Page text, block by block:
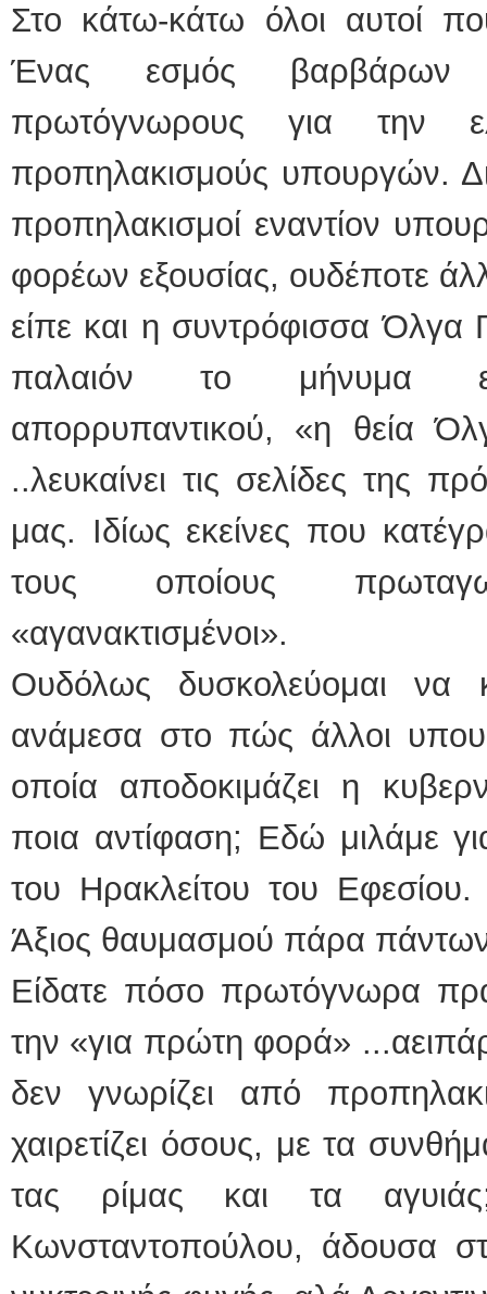
Στο κάτω-κάτω όλοι αυτοί
Ένας εσμός
πρωτόγνωρους για την
προπηλακισμούς υπουργών.
προπηλακισμοί εναντίον
φορέων εξουσίας, ουδέποτε
είπε και η συντρόφισσα Όλγα
παλαιόν το μήνυμα
απορρυπαντικού, «η θεία
..λευκαίνει τις σελίδες της
μας. Ιδίως εκείνες που
τους οποίους
«αγανακτισμένοι».
Ουδόλως δυσκολεύομαι να
ανάμεσα στο πώς άλλοι
οποία αποδοκιμάζει η
ποια αντίφαση; Εδώ μιλάμε
του Ηρακλείτου του
Άξιος θαυμασμού πάρα
Είδατε πόσο πρωτόγνωρα
την «για πρώτη φορά»
δεν γνωρίζει από
χαιρετίζει όσους, με τα
τας ρίμας και τα
Κωνσταντοπούλου, άδουσα